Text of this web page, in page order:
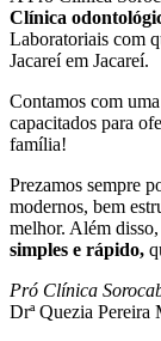
Clínica
Laboratoriais com
Jacareí em Jacareí.
Contamos com
capacitados para
família!
Prezamos sempre
modernos, bem
melhor. Além disso,
simples e rápido,
Pró Clínica
Drª Quezia